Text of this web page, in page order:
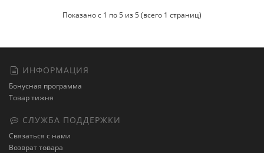
Показано с 1 по 5 из 5 (всего 1 страниц)
ИНФОРМАЦИЯ
Бонусная программа
Товар тижня
СЛУЖБА ПОДДЕРЖКИ
Связаться с нами
Возврат товара